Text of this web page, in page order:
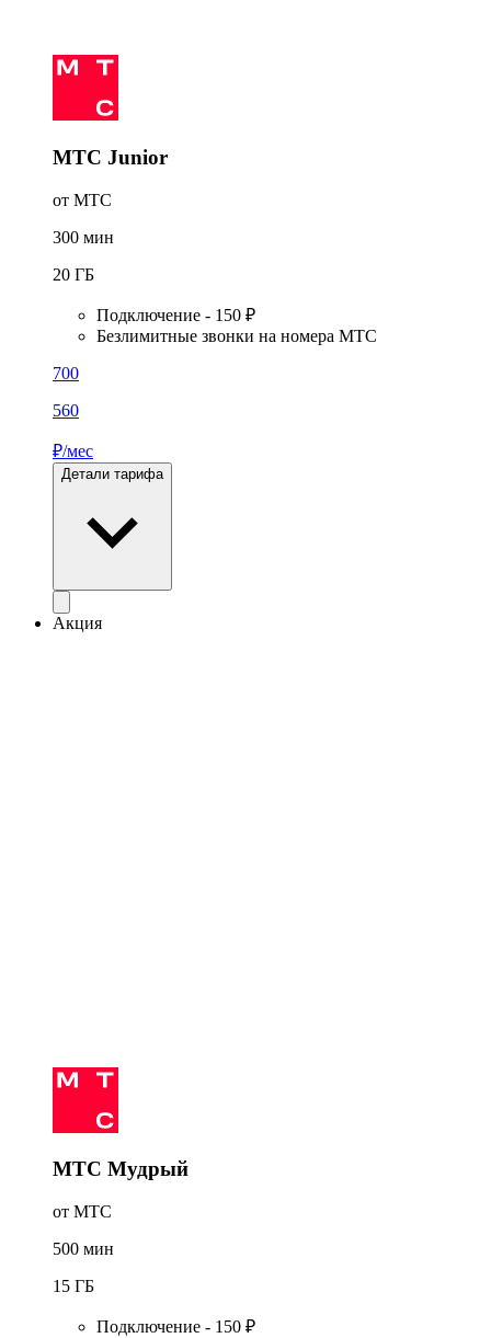
МТС Junior
от МТС
300 мин
20 ГБ
Подключение - 150 ₽
Безлимитные звонки на номера МТС
700
560
₽/мес
Детали тарифа
Акция
МТС Мудрый
от МТС
500 мин
15 ГБ
Подключение - 150 ₽